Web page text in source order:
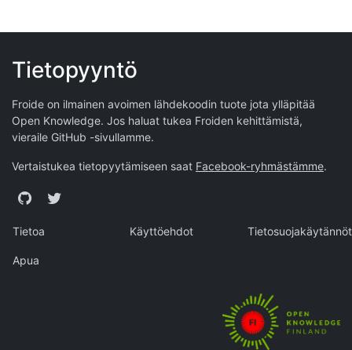
Tietopyyntö
Froide on ilmainen avoimen lähdekoodin tuote jota ylläpitää
Open Knowledge. Jos haluat tukea Froiden kehittämistä,
vieraile GitHub -sivullamme.
Vertaistukea tietopyytämiseen saat Facebook-ryhmästämme.
GitHubTwitter
Tietoa Käyttöehdot Tietosuojakäytännöt
Apua